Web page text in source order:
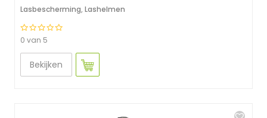
Lasbescherming, Lashelmen
0 van 5
Bekijken